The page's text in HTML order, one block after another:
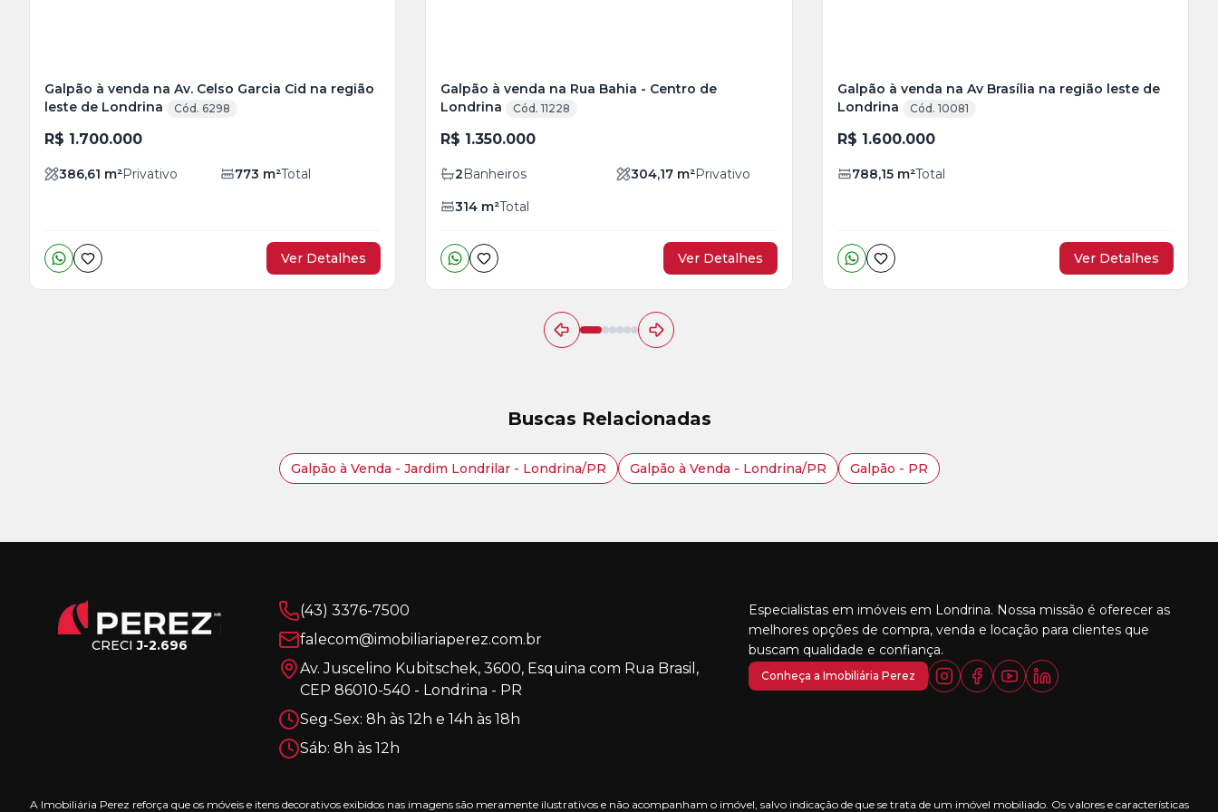
Galpão à venda na Av. Celso Garcia Cid na região
leste de Londrina
Cód. 6298
R$ 1.700.000
386,61 m²Privativo 773 m²Total
Ver Detalhes
Galpão à venda na Rua Bahia - Centro de
Londrina
Cód. 11228
R$ 1.350.000
2Banheiros 304,17m²Privativo
314 m²Total
Ver Detalhes
Galpão à venda na Av Brasília na região leste de
Londrina
Cód. 10081
R$ 1.600.000
788,15m²Total
Ver Detalhes
Buscas Relacionadas
Galpão à Venda - Jardim Londrilar - Londrina/PR Galpão à Venda - Londrina/PR Galpão - PR
CRECIJ-2.696
(43) 3376-7500
falecom@imobiliariaperez.com.br
Av. Juscelino Kubitschek, 3600, Esquina com Rua Brasil,
CEP 86010-540 - Londrina - PR
Seg-Sex: 8h às 12h e 14h às 18h
Sáb: 8h às 12h
Especialistas em imóveis em Londrina. Nossa missão é oferecer as
melhores opções de compra, venda e locação para clientes que
buscam qualidade e confiança.
Conheça a Imobiliária Perez
A Imobiliária Perez reforça que os móveis e itens decorativos exibidos nas imagens são meramente ilustrativos e não acompanham o imóvel, salvo indicação de que se trata de um imóvel mobiliado. Os valores e características